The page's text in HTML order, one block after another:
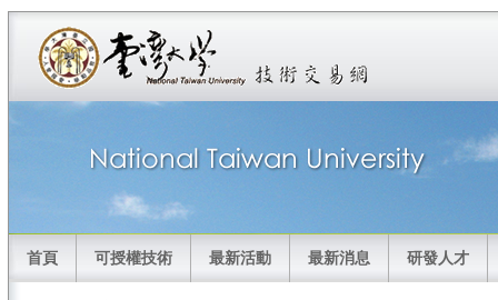
首頁 可授權技術 最新活動 最新消息 研發人才